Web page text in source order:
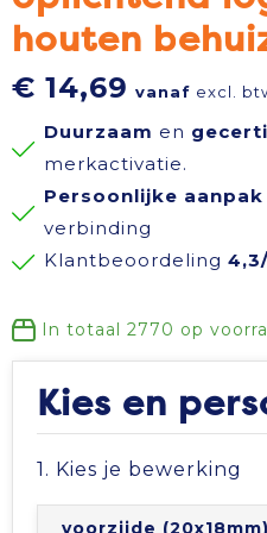
Reisbenodigdheden
Schrijfwaren
Sinterklaas
Sleutelhangers en
Themapakketten
Veiligheid, Auto en
Reflecterende polo's
Reflecterende vesten
Regenkleding
Schoenen
T-Shirts
Schoenen
Sweaters
T-Shirts
Vesten
Koeltassen en
Koffers en Trolleys
Laptop hoezen en
Lunchtassen
Opvouwbare tassen
Papieren tassen
houten
€ 14,69 vanaf excl.
Duurzaam en
merkactivatie.
Persoonlijke aanpak
verbinding
Klantbeoordeling
In totaal 2770 op
Kies en
1. Kies je bewerking
voorzijde (20x18mm)